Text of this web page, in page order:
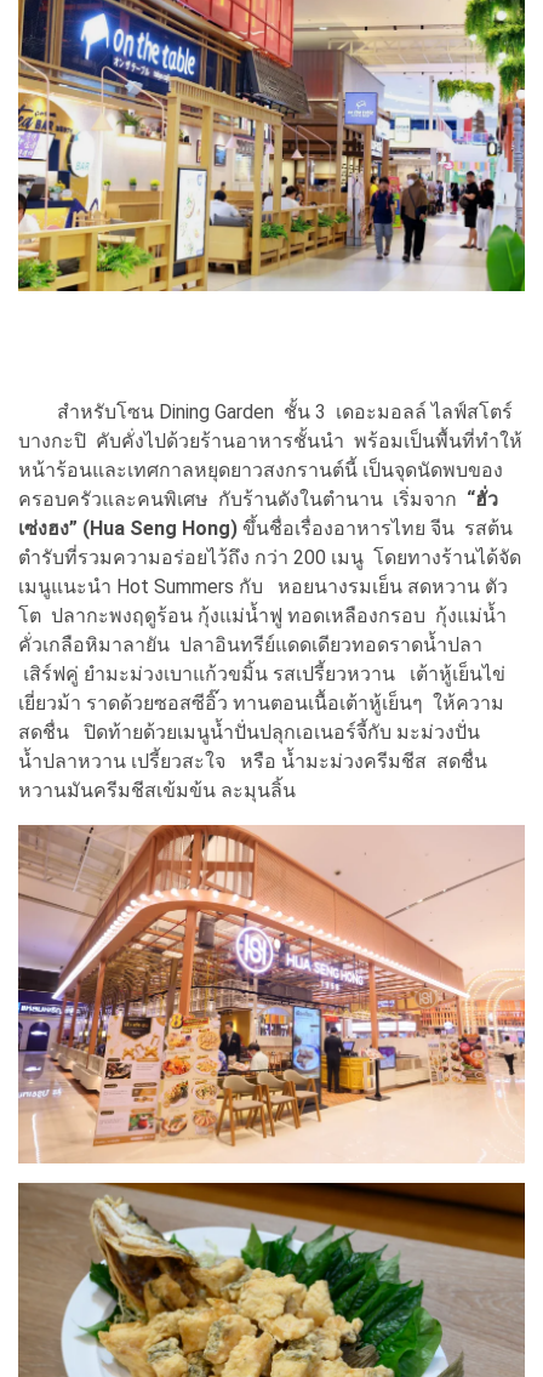
สำหรับโซน Dining Garden ชั้น 3 เดอะมอลล์ ไลฟ์สโตร์
บางกะปิ คับคั่งไปด้วยร้านอาหารชั้นนำ พร้อมเป็นพื้นที่ทำให้
หน้าร้อนและเทศกาลหยุดยาวสงกรานต์นี้ เป็นจุดนัดพบของ
ครอบครัวและคนพิเศษ กับร้านดังในตำนาน เริ่มจาก “ฮั่ว
เซ่งฮง” (Hua Seng Hong) ขึ้นชื่อเรื่องอาหารไทย จีน รสต้น
ตำรับที่รวมความอร่อยไว้ถึง กว่า 200 เมนู โดยทางร้านได้จัด
เมนูแนะนำ Hot Summers กับ หอยนางรมเย็น สดหวาน ตัว
โต ปลากะพงฤดูร้อน กุ้งแม่น้ำฟู ทอดเหลืองกรอบ กุ้งแม่น้ำ
คั่วเกลือหิมาลายัน ปลาอินทรีย์แดดเดียวทอดราดน้ำปลา
เสิร์ฟคู่ ยำมะม่วงเบาแก้วขมิ้น รสเปรี้ยวหวาน เต้าหู้เย็นไข่
เยี่ยวม้า ราดด้วยซอสซีอิ๊ว ทานตอนเนื้อเต้าหู้เย็นๆ ให้ความ
สดชื่น ปิดท้ายด้วยเมนูน้ำปั่นปลุกเอเนอร์จี้กับ มะม่วงปั่น
น้ำปลาหวาน เปรี้ยวสะใจ หรือ น้ำมะม่วงครีมชีส สดชื่น
หวานมันครีมชีสเข้มข้น ละมุนลิ้น